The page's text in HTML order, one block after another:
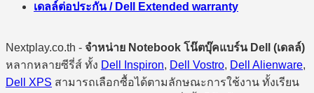
เดลล์ต่อประกัน / Dell Extended warranty
Nextplay.co.th - จำหน่าย Notebook โน๊ตบุ๊คแบร์น Dell (เดลล์)
หลากหลายซีรี่ส์ ทั้ง Dell Inspiron, Dell Vostro, Dell Alienware,
Dell XPS สามารถเลือกซื้อได้ตามลักษณะการใช้งาน ทั้งเรียน